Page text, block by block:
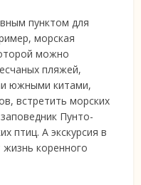
пунктом для
морская
можно
пляжей,
южными китами,
встретить морских
Пунто-
птиц. А экскурсия в
коренного